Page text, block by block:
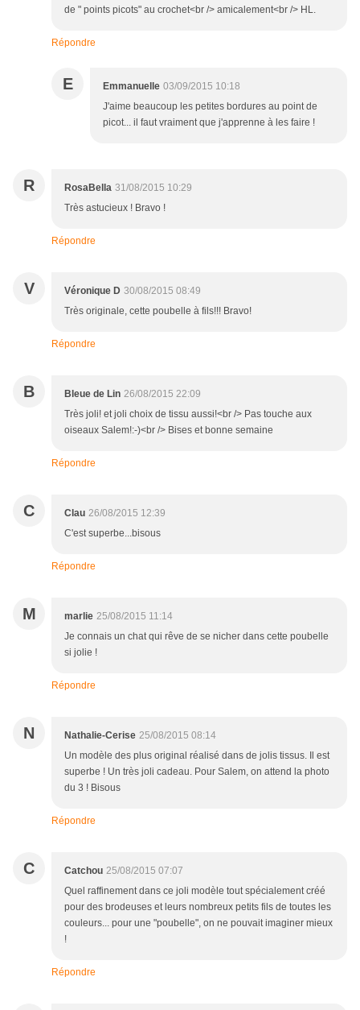
de " points picots" au crochet<br /> amicalement<br /> HL.
Répondre
E Emmanuelle 03/09/2015 10:18
J'aime beaucoup les petites bordures au point de
picot... il faut vraiment que j'apprenne à les faire !
R RosaBella 31/08/2015 10:29
Très astucieux ! Bravo !
Répondre
V Véronique D 30/08/2015 08:49
Très originale, cette poubelle à fils!!! Bravo!
Répondre
B Bleue de Lin 26/08/2015 22:09
Très joli! et joli choix de tissu aussi!<br /> Pas touche aux
oiseaux Salem!:-)<br /> Bises et bonne semaine
Répondre
C Clau 26/08/2015 12:39
C'est superbe...bisous
Répondre
M marlie 25/08/2015 11:14
Je connais un chat qui rêve de se nicher dans cette poubelle
si jolie !
Répondre
N Nathalie-Cerise 25/08/2015 08:14
Un modèle des plus original réalisé dans de jolis tissus. Il est
superbe ! Un très joli cadeau. Pour Salem, on attend la photo
du 3 ! Bisous
Répondre
C Catchou 25/08/2015 07:07
Quel raffinement dans ce joli modèle tout spécialement créé
pour des brodeuses et leurs nombreux petits fils de toutes les
couleurs... pour une "poubelle", on ne pouvait imaginer mieux
!
Répondre